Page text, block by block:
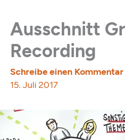
Ausschnitt
Recording
Schreibe einen Kommentar
15. Juli 2017